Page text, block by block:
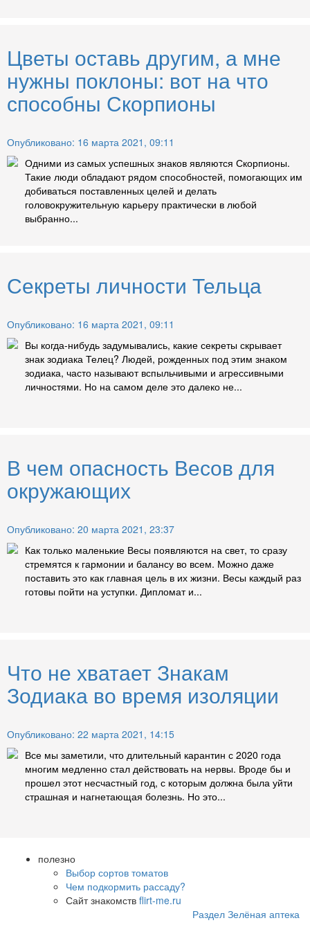
Цветы оставь другим, а мне
нужны поклоны: вот на что
способны Скорпионы
Опубликовано: 16 марта 2021, 09:11
Одними из самых успешных знаков являются Скорпионы.
Такие люди обладают рядом способностей, помогающих им
добиваться поставленных целей и делать
головокружительную карьеру практически в любой
выбранно...
Секреты личности Тельца
Опубликовано: 16 марта 2021, 09:11
Вы когда-нибудь задумывались, какие секреты скрывает
знак зодиака Телец? Людей, рожденных под этим знаком
зодиака, часто называют вспыльчивыми и агрессивными
личностями. Но на самом деле это далеко не...
В чем опасность Весов для
окружающих
Опубликовано: 20 марта 2021, 23:37
Как только маленькие Весы появляются на свет, то сразу
стремятся к гармонии и балансу во всем. Можно даже
поставить это как главная цель в их жизни. Весы каждый раз
готовы пойти на уступки. Дипломат и...
Что не хватает Знакам
Зодиака во время изоляции
Опубликовано: 22 марта 2021, 14:15
Все мы заметили, что длительный карантин с 2020 года
многим медленно стал действовать на нервы. Вроде бы и
прошел этот несчастный год, с которым должна была уйти
страшная и нагнетающая болезнь. Но это...
полезно
Выбор сортов томатов
Чем подкормить рассаду?
Сайт знакомств flirt-me.ru
Раздел Зелёная аптека